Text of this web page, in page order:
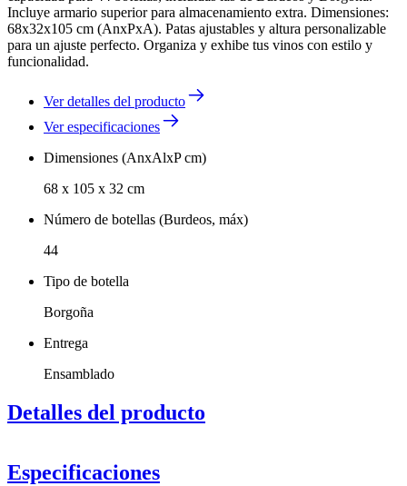
Incluye armario superior para almacenamiento extra. Dimensiones:
68x32x105 cm (AnxPxA). Patas ajustables y altura personalizable
para un ajuste perfecto. Organiza y exhibe tus vinos con estilo y
funcionalidad.
Ver detalles del producto
Ver especificaciones
Dimensiones (AnxAlxP cm)
68 x 105 x 32 cm
Número de botellas (Burdeos, máx)
44
Tipo de botella
Borgoña
Entrega
Ensamblado
Detalles del producto
Especificaciones